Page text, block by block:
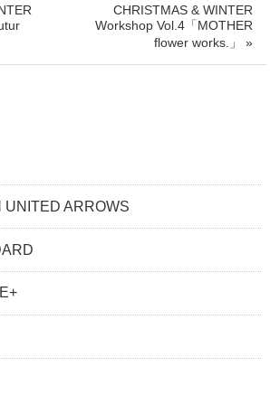
CHRISTMAS & WINTER
Workshop Vol.4「MOTHER
flower works.」 »
ARROWS